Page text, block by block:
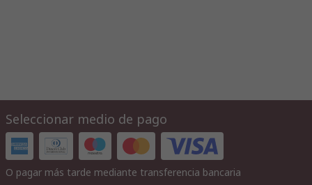
Seleccionar medio de pago
O pagar más tarde mediante transferencia bancaria